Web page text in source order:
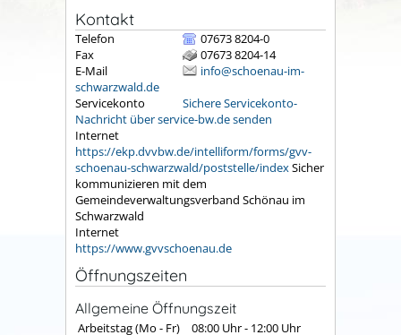
Kontakt
Telefon
07673 8204-0
Fax
07673 8204-14
E-Mail
info@schoenau-im-
schwarzwald.de
Servicekonto
Sichere Servicekonto-
Nachricht über service-bw.de senden
Internet
https://ekp.dvvbw.de/intelliform/forms/gvv-
schoenau-schwarzwald/poststelle/indexSicher
kommunizieren mit dem
Gemeindeverwaltungsverband Schönau im
Schwarzwald
Internet
https://www.gvvschoenau.de
Öffnungszeiten
Allgemeine Öffnungszeit
Arbeitstag (Mo - Fr) 08:00 Uhr- 12:00 Uhr